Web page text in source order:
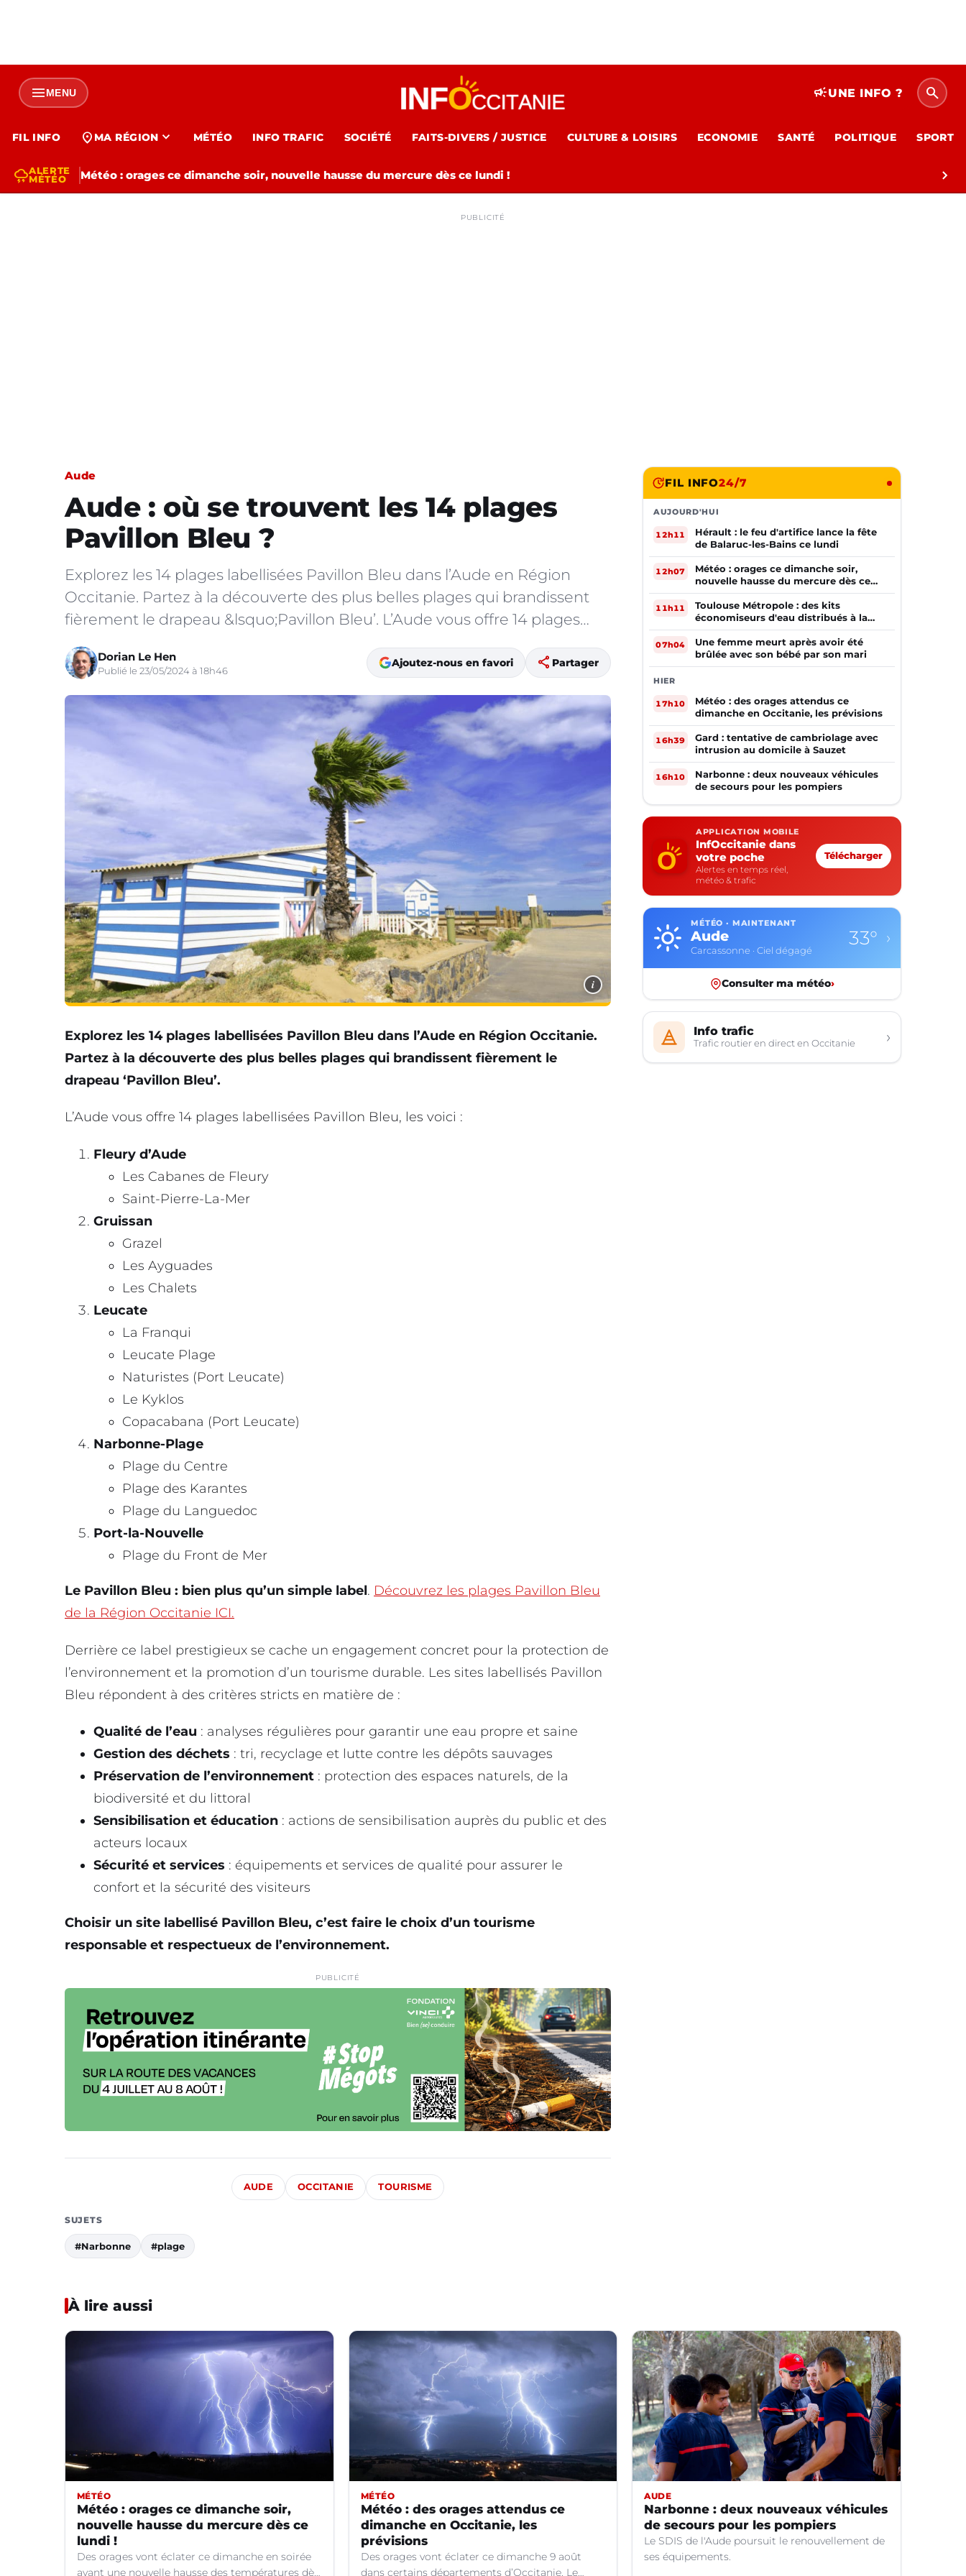
menuMENU campaignUNE INFO ? search
FIL INFO location_on MA RÉGION expand_more MÉTÉO INFO TRAFIC SOCIÉTÉ FAITS-DIVERS / JUSTICE CULTURE & LOISIRS ECONOMIE SANTÉ POLITIQUE SPORT
thunderstormALERTE
MÉTÉO
Météo : orages ce dimanche soir, nouvelle hausse du mercure dès ce lundi ! chevron_right
PUBLICITÉ
Aude
Aude : où se trouvent les 14 plages
Pavillon Bleu ?
Explorez les 14 plages labellisées Pavillon Bleu dans l’Aude en Région
Occitanie. Partez à la découverte des plus belles plages qui brandissent
fièrement le drapeau &lsquo;Pavillon Bleu’. L’Aude vous offre 14 plages…
Dorian Le Hen
Publié le 23/05/2024 à 18h46
Ajoutez-nous en favori share Partager
i
Explorez les 14 plages labellisées Pavillon Bleu dans l’Aude en Région Occitanie.
Partez à la découverte des plus belles plages qui brandissent fièrement le
drapeau ‘Pavillon Bleu’.
L’Aude vous offre 14 plages labellisées Pavillon Bleu, les voici :
Fleury d’Aude
Les Cabanes de Fleury
Saint-Pierre-La-Mer
Gruissan
Grazel
Les Ayguades
Les Chalets
Leucate
La Franqui
Leucate Plage
Naturistes (Port Leucate)
Le Kyklos
Copacabana (Port Leucate)
Narbonne-Plage
Plage du Centre
Plage des Karantes
Plage du Languedoc
Port-la-Nouvelle
Plage du Front de Mer
Le Pavillon Bleu : bien plus qu’un simple label. Découvrez les plages Pavillon Bleu
de la Région Occitanie ICI.
Derrière ce label prestigieux se cache un engagement concret pour la protection de
l’environnement et la promotion d’un tourisme durable. Les sites labellisés Pavillon
Bleu répondent à des critères stricts en matière de :
Qualité de l’eau : analyses régulières pour garantir une eau propre et saine
Gestion des déchets : tri, recyclage et lutte contre les dépôts sauvages
Préservation de l’environnement : protection des espaces naturels, de la
biodiversité et du littoral
Sensibilisation et éducation : actions de sensibilisation auprès du public et des
acteurs locaux
Sécurité et services : équipements et services de qualité pour assurer le
confort et la sécurité des visiteurs
Choisir un site labellisé Pavillon Bleu, c’est faire le choix d’un tourisme
responsable et respectueux de l’environnement.
PUBLICITÉ
AUDE OCCITANIE TOURISME
SUJETS
#Narbonne #plage
FIL INFO24/7
AUJOURD'HUI
12h11
Hérault : le feu d'artifice lance la fête
de Balaruc-les-Bains ce lundi
12h07
Météo : orages ce dimanche soir,
nouvelle hausse du mercure dès ce
lundi !
11h11
Toulouse Métropole : des kits
économiseurs d'eau distribués à la
population
07h04
Une femme meurt après avoir été
brûlée avec son bébé par son mari
HIER
17h10
Météo : des orages attendus ce
dimanche en Occitanie, les prévisions
16h39
Gard : tentative de cambriolage avec
intrusion au domicile à Sauzet
16h10
Narbonne : deux nouveaux véhicules
de secours pour les pompiers
APPLICATION MOBILE
InfOccitanie dans
votre poche
Alertes en temps réel,
météo & trafic
Télécharger
MÉTÉO · MAINTENANT
Aude
Carcassonne · Ciel dégagé
33° ›
Consulter ma météo›
Info trafic
Trafic routier en direct en Occitanie ›
À lire aussi
MÉTÉO
Météo : orages ce dimanche soir,
nouvelle hausse du mercure dès ce
lundi !
Des orages vont éclater ce dimanche en soirée
avant une nouvelle hausse des températures dès
MÉTÉO
Météo : des orages attendus ce
dimanche en Occitanie, les
prévisions
Des orages vont éclater ce dimanche 9 août
dans certains départements d’Occitanie. Le
AUDE
Narbonne : deux nouveaux véhicules
de secours pour les pompiers
Le SDIS de l'Aude poursuit le renouvellement de
ses équipements.